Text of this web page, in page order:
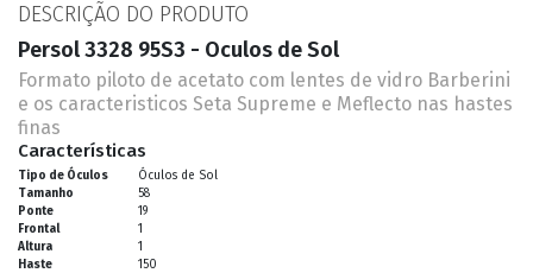
DESCRIÇÃO DO PRODUTO
Persol 3328 95S3 - Oculos de Sol
Formato piloto de acetato com lentes de vidro Barberini
e os caracteristicos Seta Supreme e Meflecto nas hastes
finas
Características
Tipo de Óculos
Óculos de Sol
Tamanho
58
Ponte
19
Frontal
1
Altura
1
Haste
150